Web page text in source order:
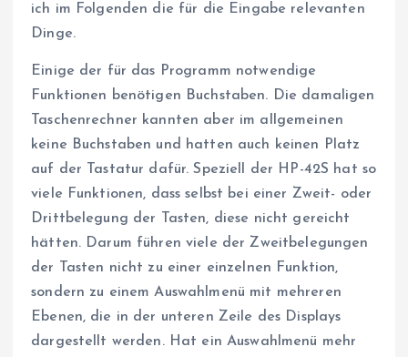
ich im Folgenden die für die Eingabe relevanten
Dinge.
Einige der für das Programm notwendige
Funktionen benötigen Buchstaben. Die damaligen
Taschenrechner kannten aber im allgemeinen
keine Buchstaben und hatten auch keinen Platz
auf der Tastatur dafür. Speziell der HP-42S hat so
viele Funktionen, dass selbst bei einer Zweit- oder
Drittbelegung der Tasten, diese nicht gereicht
hätten. Darum führen viele der Zweitbelegungen
der Tasten nicht zu einer einzelnen Funktion,
sondern zu einem Auswahlmenü mit mehreren
Ebenen, die in der unteren Zeile des Displays
dargestellt werden. Hat ein Auswahlmenü mehr